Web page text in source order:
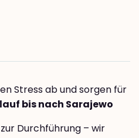
Stress ab und sorgen für
bis nach Sarajewo
Durchführung – wir